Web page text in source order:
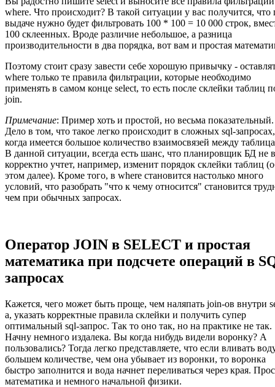
where. Что происходит? В такой ситуации у вас получится, что
выдаче нужно будет фильтровать 100 * 100 = 10 000 строк,
100 склеенных. Вроде различие небольшое, а разница
производительности в два порядка, вот вам и простая
Поэтому стоит сразу завести себе хорошую привычку -
where только те правила фильтрации, которые необходимо
применять в самом конце select, то есть после склейки таблиц
join.
Примечание: Пример хоть и простой, но весьма показательный.
Дело в том, что такое легко происходит в сложных sql-запросах,
когда имеется большое количество взаимосвязей между
В данной ситуации, всегда есть шанс, что планировщик БД не
корректно учтет, например, изменит порядок склейки таблиц
этом далее). Кроме того, в where становится настолько много
условий, что разобрать "что к чему относится" становится
чем при обычных запросах.
Оператор JOIN в SELECT и простая
математика при подсчете операций в
запросах
Кажется, чего может быть проще, чем наляпать join-ов внутри
а, указать корректные правила склейки и получить супер
оптимальный sql-запрос. Так то оно так, но на практике не так.
Начну немного издалека. Вы когда нибудь видели воронку? А
пользовались? Тогда легко представляете, что если вливать
большем количестве, чем она убывает из воронки, то воронка
быстро заполнится и вода начнет переливаться через края.
математика и немного начальной физики.